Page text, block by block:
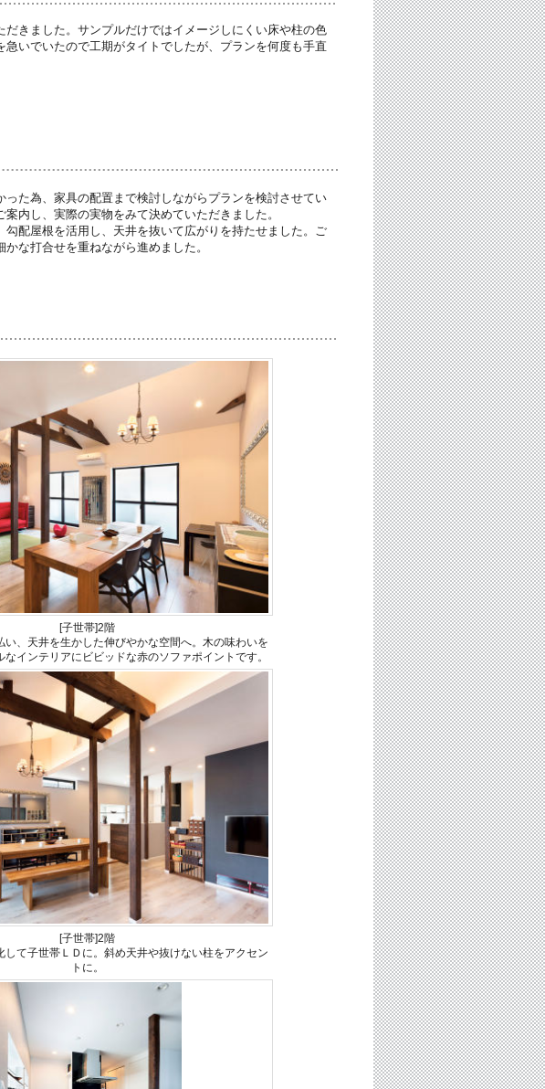
きました。サンプルだけではイメージしにくい床や柱の色
いでいたので工期がタイトでしたが、プランを何度も手直
た為、家具の配置まで検討しながらプランを検討させてい
内し、実際の実物をみて決めていただきました。
配屋根を活用し、天井を抜いて広がりを持たせました。ご
な打合せを重ねながら進めました。
[子世帯]2階
い、天井を生かした伸びやかな空間へ。木の味わいを
インテリアにビビッドな赤のソファポイントです。
[子世帯]2階
して子世帯ＬＤに。斜め天井や抜けない柱をアクセン
トに。